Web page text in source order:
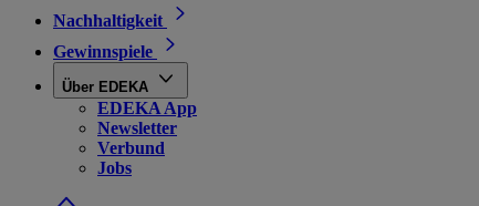
Nachhaltigkeit
Gewinnspiele
Über EDEKA
EDEKA App
Newsletter
Verbund
Jobs